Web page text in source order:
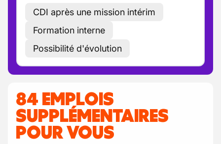
CDI après une mission intérim
Formation interne
Possibilité d'évolution
84 EMPLOIS
SUPPLÉMENTAIRES
POUR VOUS